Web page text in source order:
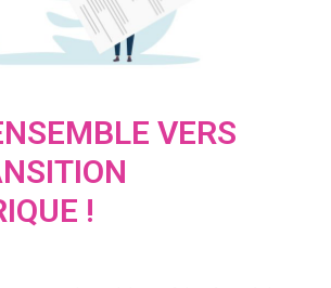
VERS
!